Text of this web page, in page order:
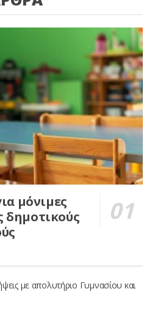
μόνιμες
δημοτικούς
με απολυτήριο Γυμνασίου και